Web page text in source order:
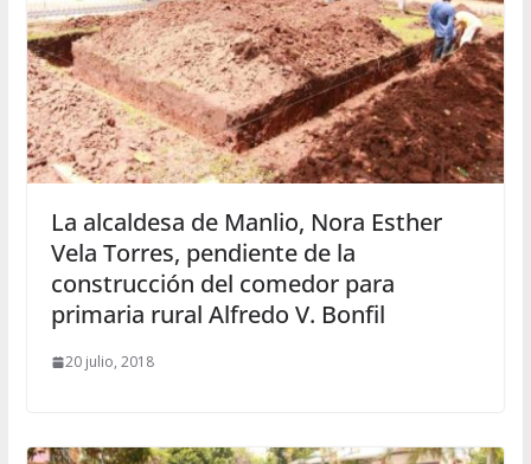
La alcaldesa de Manlio, Nora Esther
Vela Torres, pendiente de la
construcción del comedor para
primaria rural Alfredo V. Bonfil
20 julio, 2018